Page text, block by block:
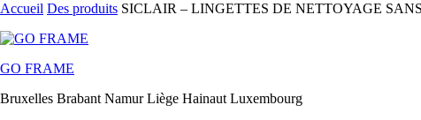
Accueil Des produits SICLAIR – LINGETTES DE NETTOYAGE
GO FRAME
Bruxelles Brabant Namur Liège Hainaut Luxembourg